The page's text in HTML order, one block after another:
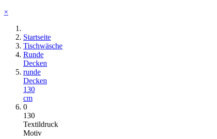
×
Startseite
Tischwäsche
Runde
Decken
runde
Decken
130
cm
0
130
Textildruck
Motiv